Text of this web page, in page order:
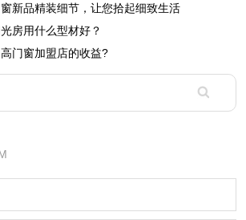
新品精装细节，让您拾起细致生活
房用什么型材好？
门窗加盟店的收益?